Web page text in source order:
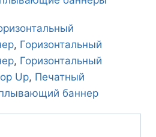
, Горизонтальный
, Горизонтальный
Up, Печатный
баннер